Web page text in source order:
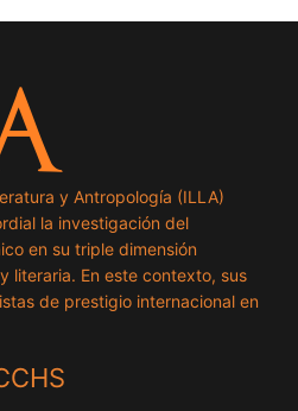
y Antropología (ILLA)
la investigación del
en su triple dimensión
literaria. En este contexto, sus
de prestigio internacional en